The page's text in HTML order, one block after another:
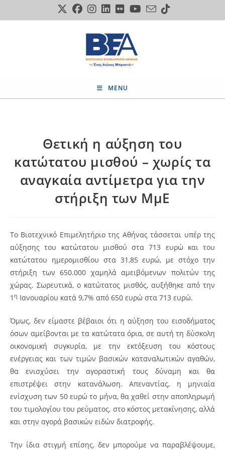
to
MENU
Θετική η αύξηση του
κατώτατου μισθού – χωρίς τα
αναγκαία αντίμετρα για την
στήριξη των ΜμΕ
Το Βιοτεχνικό Επιμελητήριο της Αθήνας τάσσεται υπέρ της
αύξησης του κατώτατου μισθού στα 713 ευρώ και του
κατώτατου ημερομισθίου στα 31,85 ευρώ, με στόχο την
στήριξη των 650.000 χαμηλά αμειβόμενων πολιτών της
χώρας. Σωρευτικά, ο κατώτατος μισθός, αυξήθηκε από την
1 η Ιανουαρίου κατά 9,7% από 650 ευρώ στα 713 ευρώ.
Όμως, δεν είμαστε βέβαιοι ότι η αύξηση του εισοδήματος
όσων αμείβονται με τα κατώτατα όρια, σε αυτή τη δύσκολη
οικονομική συγκυρία, με την εκτόξευση του κόστους
ενέργειας και των τιμών βασικών καταναλωτικών αγαθών,
θα ενισχύσει την αγοραστική τους δύναμη και θα
επιστρέψει στην κατανάλωση. Απεναντίας, η μηνιαία
ενίσχυση των 50 ευρώ το μήνα, θα χαθεί στην αποπληρωμή
του τιμολογίου του ρεύματος, στο κόστος μετακίνησης, αλλά
και στην αγορά βασικών ειδών διατροφής.
Την ίδια στιγμή επίσης, δεν μπορούμε να παραβλέψουμε,